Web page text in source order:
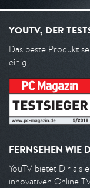
YOUTV, DER
Das beste Produkt
einig.
FERNSEHEN WIE
YouTV bietet Dir als
innovativen Online